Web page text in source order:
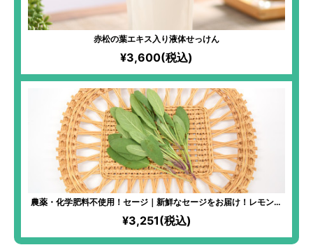
赤松の葉エキス入り液体せっけん
¥3,600(税込)
農薬・化学肥料不使用！セージ｜新鮮なセージをお届け！レモンを
加えればすっきりとした味わいのハーブティーに！ルームスプレー
作りにもおすすめ！
¥3,251(税込)